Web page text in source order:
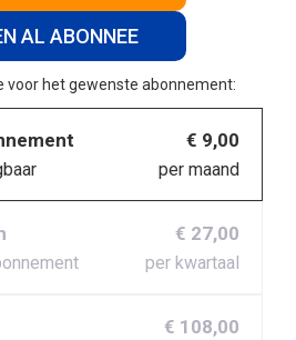
AL ABONNEE
voor het gewenste abonnement:
€ 9,00
per maand
€ 27,00
per kwartaal
€ 108,00